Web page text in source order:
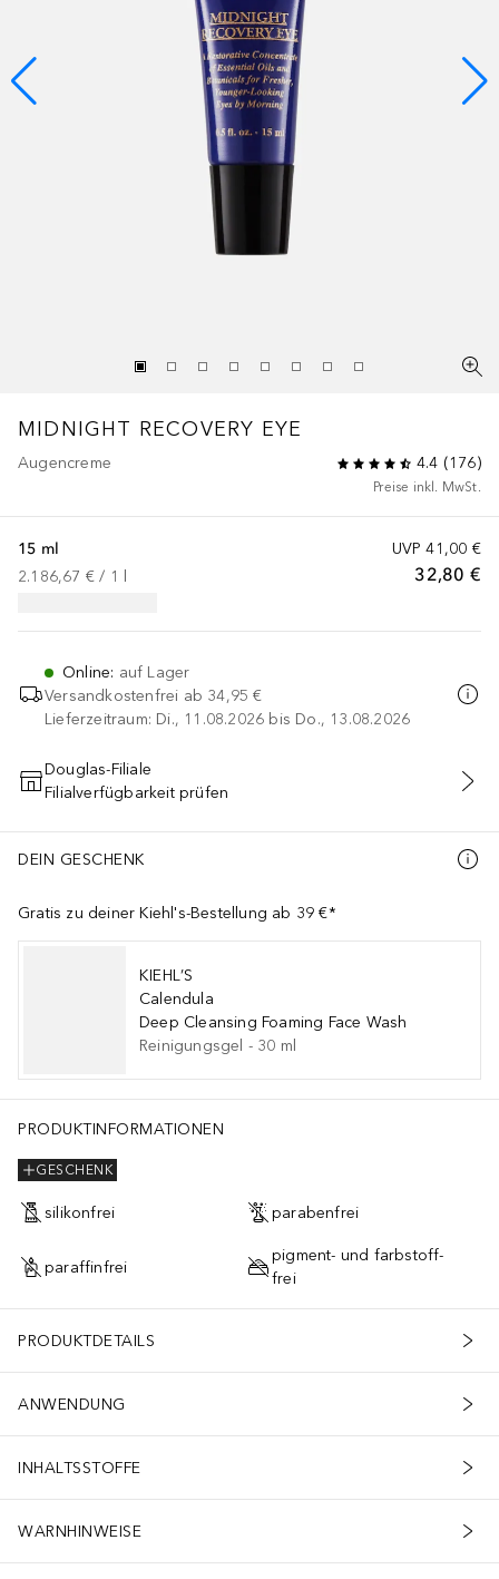
MIDNIGHT RECOVERY EYE
Augencreme 4.4 (176)
Preise inkl. MwSt.
UVP 41,00 €
32,80 €
15 ml
2.186,67 € / 1
Online: auf Lager
Versandkostenfrei ab 34,95 €
Lieferzeitraum: Di., 11.08.2026 bis Do., 13.08.2026
IN DEN WARENKORB
Douglas-Filiale
Filialverfügbarkeit prüfen
DEIN GESCHENK
Gratis zu deiner Kiehl's-Bestellung ab 39 €*
KIEHL’S
Calendula
Deep Cleansing Foaming Face Wash
Reinigungsgel - 30 ml
PRODUKTINFORMATIONEN
GESCHENK
silikonfrei parabenfrei
paraffinfrei
pigment- und farbstoff-
frei
PRODUKTDETAILS
ANWENDUNG
INHALTSSTOFFE
WARNHINWEISE